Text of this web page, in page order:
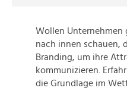
Wollen Unternehmen
nach innen schauen,
Branding, um ihre
kommunizieren.
die Grundlage im